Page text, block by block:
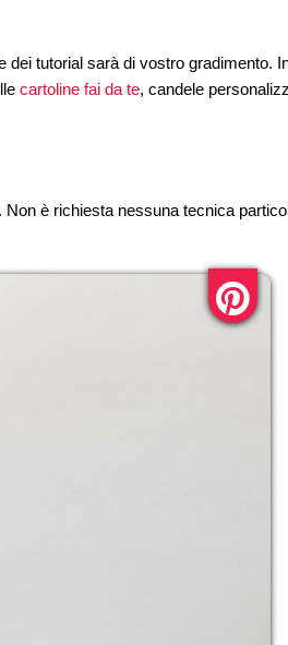
tutorial sarà di vostro gradimento.
cartoline fai da te, candele
è richiesta nessuna tecnica